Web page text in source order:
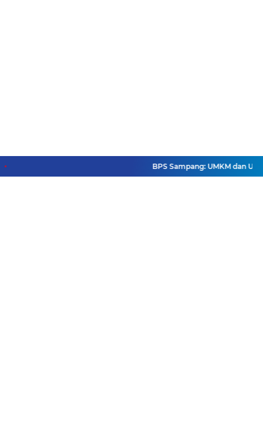
BPS Sampang: UMKM dan